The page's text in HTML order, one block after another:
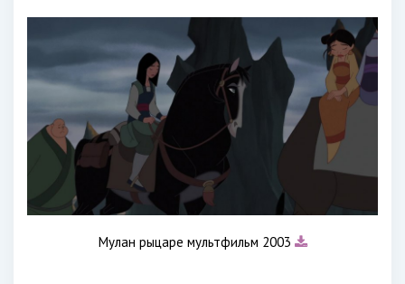
Мулан рыцаре мультфильм 2003